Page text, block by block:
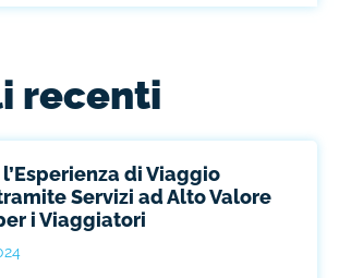
recenti
di Viaggio
Servizi ad Alto Valore
i Viaggiatori